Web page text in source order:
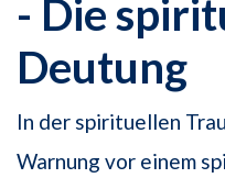
- Die
Deutung
In der spirituellen
Warnung vor einem